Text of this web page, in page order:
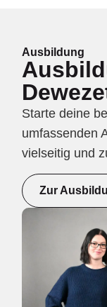
Ausbildung
Starte deine
umfassenden
vielseitig und
Zur